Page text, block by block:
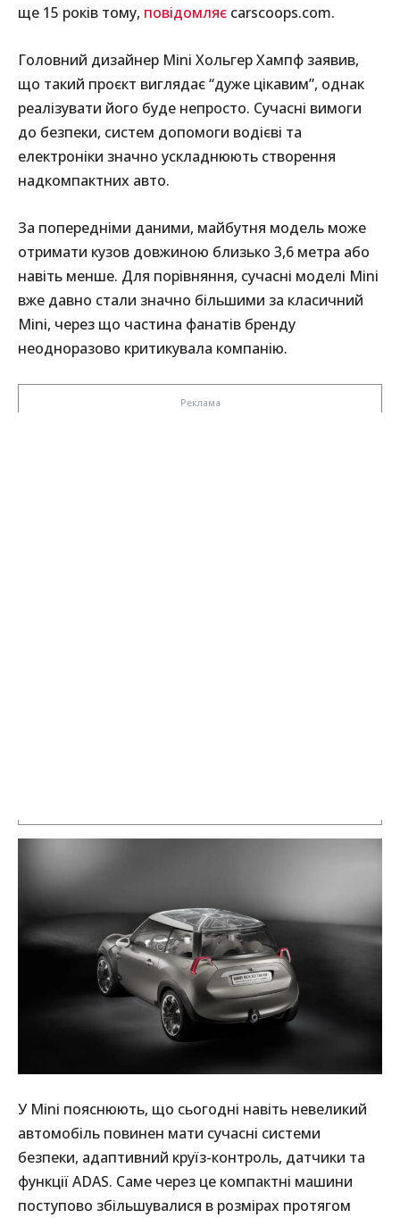
ще 15 років тому, повідомляє carscoops.com.
Головний дизайнер Mini Хольгер Хампф заявив,
що такий проєкт виглядає “дуже цікавим”, однак
реалізувати його буде непросто. Сучасні вимоги
до безпеки, систем допомоги водієві та
електроніки значно ускладнюють створення
надкомпактних авто.
За попередніми даними, майбутня модель може
отримати кузов довжиною близько 3,6 метра або
навіть менше. Для порівняння, сучасні моделі Mini
вже давно стали значно більшими за класичний
Mini, через що частина фанатів бренду
неодноразово критикувала компанію.
У Mini пояснюють, що сьогодні навіть невеликий
автомобіль повинен мати сучасні системи
безпеки, адаптивний круїз-контроль, датчики та
функції ADAS. Саме через це компактні машини
поступово збільшувалися в розмірах протягом